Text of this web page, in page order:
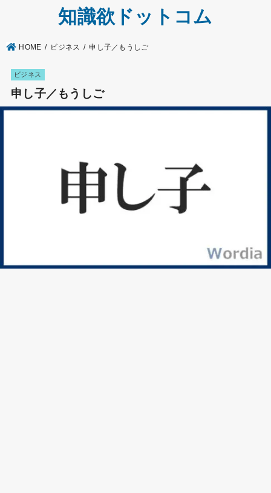
知識欲ドットコム
HOME ビジネス 申し子／もうしご
ビジネス
申し子／もうしご